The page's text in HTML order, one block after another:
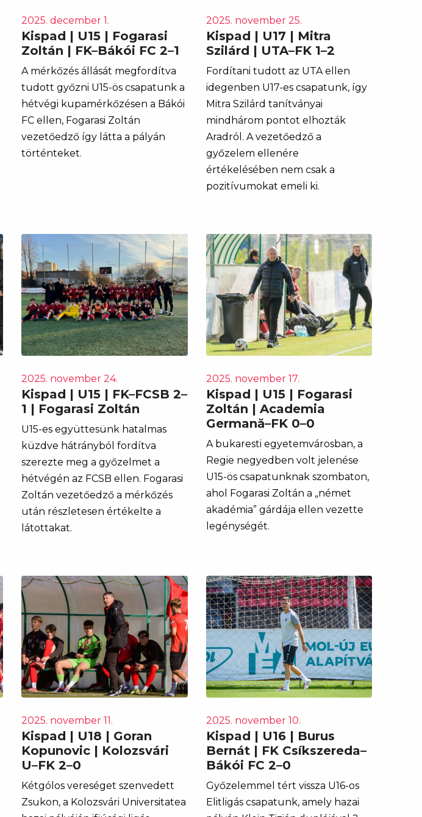
2025. december 1.
Kispad | U15 | Fogarasi
Zoltán | FK–Bákói FC 2–1
A mérkőzés állását megfordítva
tudott győzni U15-ös csapatunk a
hétvégi kupamérkőzésen a Bákói
FC ellen, Fogarasi Zoltán
vezetőedző így látta a pályán
történteket.
2025. november 25.
Kispad | U17 | Mitra
Szilárd | UTA–FK 1–2
Fordítani tudott az UTA ellen
idegenben U17-es csapatunk, így
Mitra Szilárd tanítványai
mindhárom pontot elhozták
Aradról. A vezetőedző a
győzelem ellenére
értékelésében nem csak a
pozitívumokat emeli ki.
2025. november 24.
Kispad | U15 | FK–FCSB 2–
1 | Fogarasi Zoltán
U15-es együttesünk hatalmas
küzdve hátrányból fordítva
szerezte meg a győzelmet a
hétvégén az FCSB ellen. Fogarasi
Zoltán vezetőedző a mérkőzés
után részletesen értékelte a
látottakat.
2025. november 17.
Kispad | U15 | Fogarasi
Zoltán | Academia
Germană–FK 0–0
A bukaresti egyetemvárosban, a
Regie negyedben volt jelenése
U15-ös csapatunknak szombaton,
ahol Fogarasi Zoltán a „német
akadémia” gárdája ellen vezette
legénységét.
2025. november 11.
Kispad | U18 | Goran
Kopunovic | Kolozsvári
U–FK 2–0
Kétgólos vereséget szenvedett
Zsukon, a Kolozsvári Universitatea
2025. november 10.
Kispad | U16 | Burus
Bernát | FK Csíkszereda–
Bákói FC 2–0
Győzelemmel tért vissza U16-os
Elitligás csapatunk, amely hazai